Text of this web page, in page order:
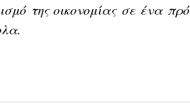
της οικονομίας σε ένα